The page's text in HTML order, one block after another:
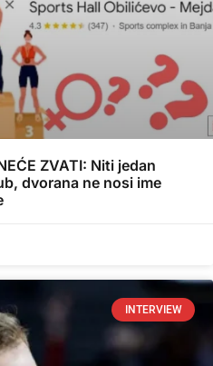
ZVATI: Niti jedan
dvorana ne nosi ime
INTERVIEW